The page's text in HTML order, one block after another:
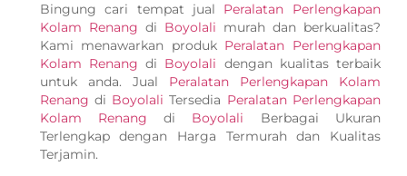
Bingung cari tempat jual Peralatan Perlengkapan
Kolam Renang di Boyolali murah dan berkualitas?
Kami menawarkan produk Peralatan Perlengkapan
Kolam Renang di Boyolali dengan kualitas terbaik
untuk anda. Jual Peralatan Perlengkapan Kolam
Renang di Boyolali Tersedia Peralatan Perlengkapan
Kolam Renang di Boyolali Berbagai Ukuran
Terlengkap dengan Harga Termurah dan Kualitas
Terjamin.